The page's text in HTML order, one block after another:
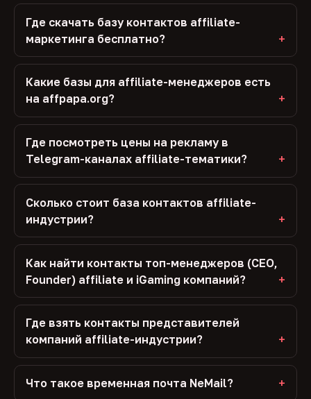
Где скачать базу контактов affiliate-
маркетинга бесплатно?
Какие базы для affiliate-менеджеров есть
на affpapa.org?
Где посмотреть цены на рекламу в
Telegram-каналах affiliate-тематики?
Сколько стоит база контактов affiliate-
индустрии?
Как найти контакты топ-менеджеров (CEO,
Founder) affiliate и iGaming компаний?
Где взять контакты представителей
компаний affiliate-индустрии?
Что такое временная почта NeMail?